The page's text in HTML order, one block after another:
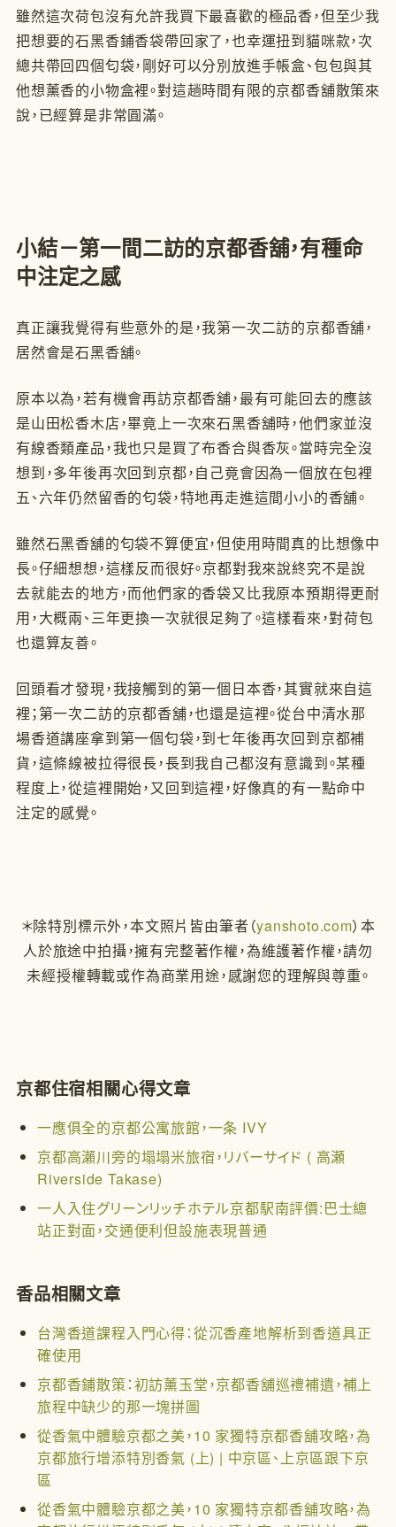
雖然這次荷包沒有允許我買下最喜歡的極品香，但至少我
把想要的石黑香鋪香袋帶回家了，也幸運扭到貓咪款，次
總共帶回四個匂袋，剛好可以分別放進手帳盒、包包與其
他想薰香的小物盒裡。對這趟時間有限的京都香舖散策來
說，已經算是非常圓滿。
小結－第一間二訪的京都香舖，有種命
中注定之感
真正讓我覺得有些意外的是，我第一次二訪的京都香舖，
居然會是石黑香舖。
原本以為，若有機會再訪京都香舖，最有可能回去的應該
是山田松香木店，畢竟上一次來石黑香舖時，他們家並沒
有線香類產品，我也只是買了布香合與香灰。當時完全沒
想到，多年後再次回到京都，自己竟會因為一個放在包裡
五、六年仍然留香的匂袋，特地再走進這間小小的香舖。
雖然石黑香舖的匂袋不算便宜，但使用時間真的比想像中
長。仔細想想，這樣反而很好。京都對我來說終究不是說
去就能去的地方，而他們家的香袋又比我原本預期得更耐
用，大概兩、三年更換一次就很足夠了。這樣看來，對荷包
也還算友善。
回頭看才發現，我接觸到的第一個日本香，其實就來自這
裡；第一次二訪的京都香舖，也還是這裡。從台中清水那
場香道講座拿到第一個匂袋，到七年後再次回到京都補
貨，這條線被拉得很長，長到我自己都沒有意識到。某種
程度上，從這裡開始，又回到這裡，好像真的有一點命中
注定的感覺。
＊除特別標示外，本文照片皆由筆者（yanshoto.com）本
人於旅途中拍攝，擁有完整著作權，為維護著作權，請勿
未經授權轉載或作為商業用途，感謝您的理解與尊重。
京都住宿相關心得文章
一應俱全的京都公寓旅館，一条 IVY
京都高瀨川旁的塌塌米旅宿，リバーサイド ( 高瀬
Riverside Takase)
一人入住グリーンリッチホテル京都駅南評價:巴士總
站正對面，交通便利但設施表現普通
香品相關文章
台灣香道課程入門心得：從沉香產地解析到香道具正
確使用
京都香鋪散策：初訪薰玉堂，京都香舖巡禮補遺，補上
旅程中缺少的那一塊拼圖
從香氣中體驗京都之美，10 家獨特京都香舖攻略，為
京都旅行增添特別香氣 (上) | 中京區、上京區跟下京
區
從香氣中體驗京都之美，10 家獨特京都香舖攻略，為